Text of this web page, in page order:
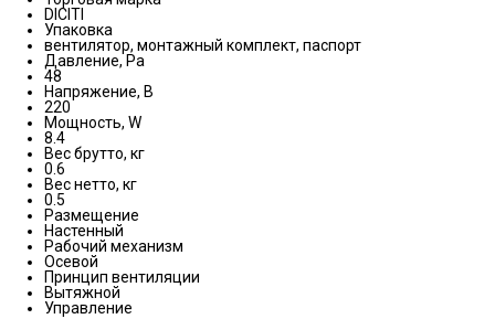
DICITI
Упаковка
вентилятор, монтажный комплект, паспорт
Давление, Pa
48
Напряжение, В
220
Мощность, W
8.4
Вес брутто, кг
0.6
Вес нетто, кг
0.5
Размещение
Настенный
Рабочий механизм
Осевой
Принцип вентиляции
Вытяжной
Управление